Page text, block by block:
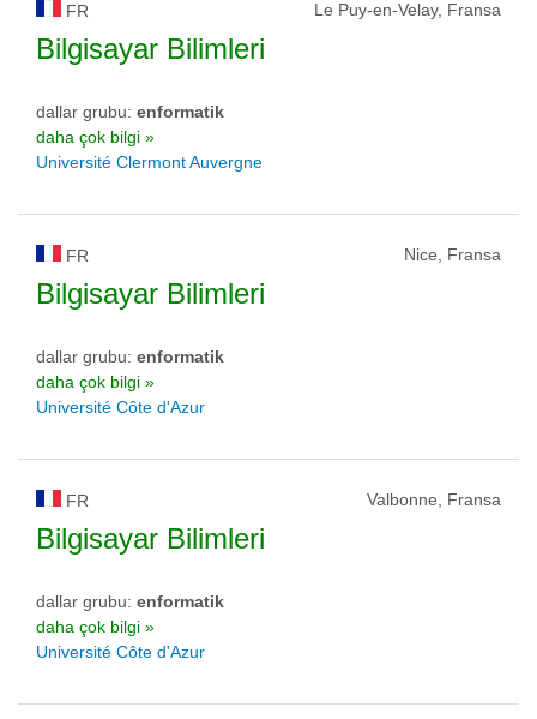
FR Le Puy-en-Velay, Fransa
Bilgisayar Bilimleri
dallar grubu: enformatik
daha çok bilgi »
Université Clermont Auvergne
FR Nice, Fransa
Bilgisayar Bilimleri
dallar grubu: enformatik
daha çok bilgi »
Université Côte d'Azur
FR Valbonne, Fransa
Bilgisayar Bilimleri
dallar grubu: enformatik
daha çok bilgi »
Université Côte d'Azur